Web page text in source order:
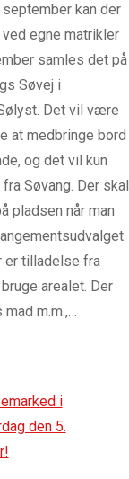
kan der
egne matrikler
samles det på
Søvej i
Det vil være
at medbringe bord
og det vil kun
Søvang. Der skal
pladsen når man
er tilladelse fra
arealet. Der
m.m.,…